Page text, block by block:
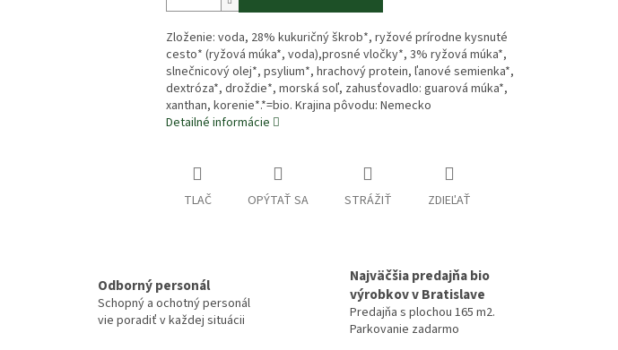
Zloženie: voda, 28% kukuričný škrob*, ryžové prírodne kysnuté
cesto* (ryžová múka*, voda),prosné vločky*, 3% ryžová múka*,
slnečnicový olej*, psylium*, hrachový protein, ľanové semienka*,
dextróza*, droždie*, morská soľ, zahusťovadlo: guarová múka*,
xanthan, korenie*.*=bio. Krajina pôvodu: Nemecko
Detailné informácie
TLAČ OPÝTAŤ SA STRÁŽIŤ ZDIEĽAŤ
Odborný personál
Schopný a ochotný personál
vie poradiť v každej situácii
Najväčšia predajňa bio
výrobkov v Bratislave
Predajňa s plochou 165 m2.
Parkovanie zadarmo